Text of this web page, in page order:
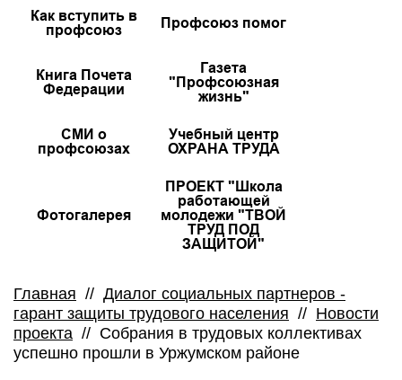
Как вступить в
профсоюз
Профсоюз помог
Книга Почета
Федерации
Газета
"Профсоюзная
жизнь"
СМИ о
профсоюзах
Учебный центр
ОХРАНА ТРУДА
Фотогалерея
ПРОЕКТ "Школа
работающей
молодежи "ТВОЙ
ТРУД ПОД
ЗАЩИТОЙ"
Главная // Диалог социальных партнеров -
гарант защиты трудового населения // Новости
проекта // Собрания в трудовых коллективах
успешно прошли в Уржумском районе